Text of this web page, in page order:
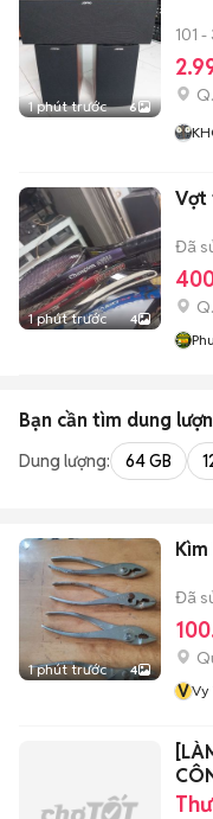
1 phút trước 6
101
1 phút trước 4
Vợt
Đã
Bạn cần tìm dung
Dung lượng: 64 GB
1 phút trước 4
Đã
VVy